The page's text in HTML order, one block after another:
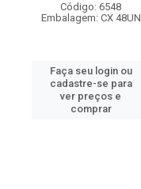
Código: 6548
Embalagem: CX 48UN
Faça seu login ou
cadastre-se para
ver preços e
comprar